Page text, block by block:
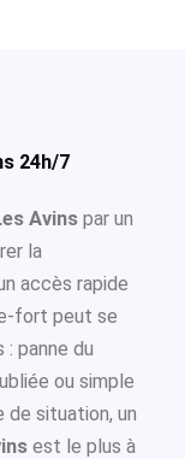
24h/7
Avins par un
la
accès rapide
fort peut se
panne du
ou simple
de situation, un
est le plus à